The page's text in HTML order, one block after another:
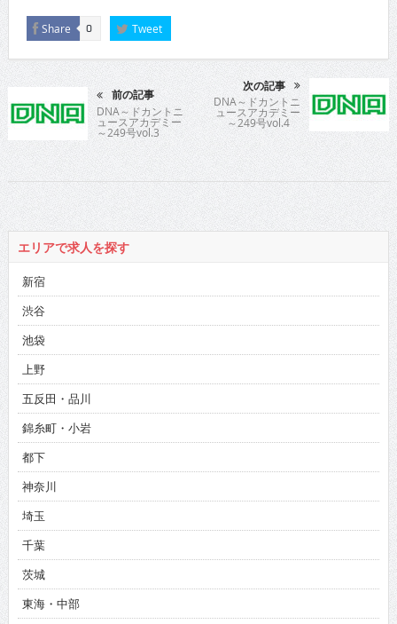
Share 0 Tweet
前の記事
DNA～ドカントニ
ュースアカデミー
～249号vol.3
次の記事
DNA～ドカントニ
ュースアカデミー
～249号vol.4
エリアで求人を探す
新宿
渋谷
池袋
上野
五反田・品川
錦糸町・小岩
都下
神奈川
埼玉
千葉
茨城
東海・中部